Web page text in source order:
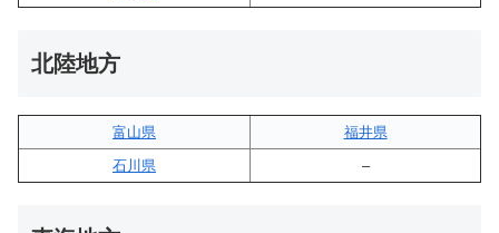
北陸地方
富山県
福井県
石川県
–